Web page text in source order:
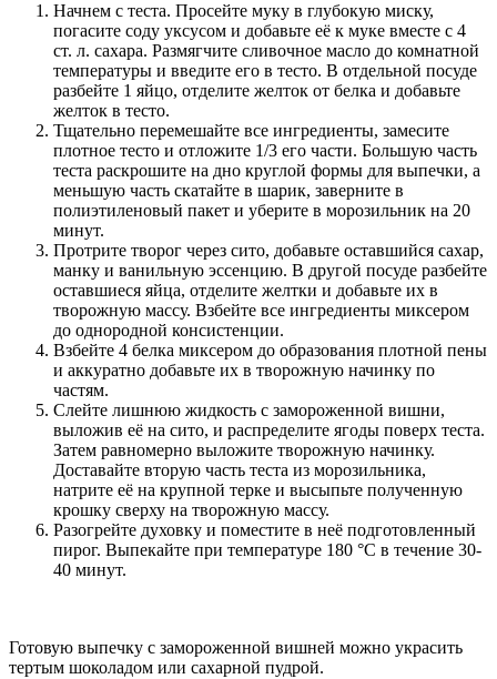
Начнем с теста. Просейте муку в глубокую миску,
погасите соду уксусом и добавьте её к муке вместе с 4
ст. л. сахара. Размягчите сливочное масло до комнатной
температуры и введите его в тесто. В отдельной посуде
разбейте 1 яйцо, отделите желток от белка и добавьте
желток в тесто.
Тщательно перемешайте все ингредиенты, замесите
плотное тесто и отложите 1/3 его части. Большую часть
теста раскрошите на дно круглой формы для выпечки, а
меньшую часть скатайте в шарик, заверните в
полиэтиленовый пакет и уберите в морозильник на 20
минут.
Протрите творог через сито, добавьте оставшийся сахар,
манку и ванильную эссенцию. В другой посуде разбейте
оставшиеся яйца, отделите желтки и добавьте их в
творожную массу. Взбейте все ингредиенты миксером
до однородной консистенции.
Взбейте 4 белка миксером до образования плотной пены
и аккуратно добавьте их в творожную начинку по
частям.
Слейте лишнюю жидкость с замороженной вишни,
выложив её на сито, и распределите ягоды поверх теста.
Затем равномерно выложите творожную начинку.
Доставайте вторую часть теста из морозильника,
натрите её на крупной терке и высыпьте полученную
крошку сверху на творожную массу.
Разогрейте духовку и поместите в неё подготовленный
пирог. Выпекайте при температуре 180 °С в течение 30-
40 минут.
Готовую выпечку с замороженной вишней можно украсить
тертым шоколадом или сахарной пудрой.